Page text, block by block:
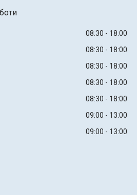
08:30
18:00
08:30
18:00
08:30
18:00
08:30
18:00
08:30
18:00
09:00
13:00
09:00 13:00